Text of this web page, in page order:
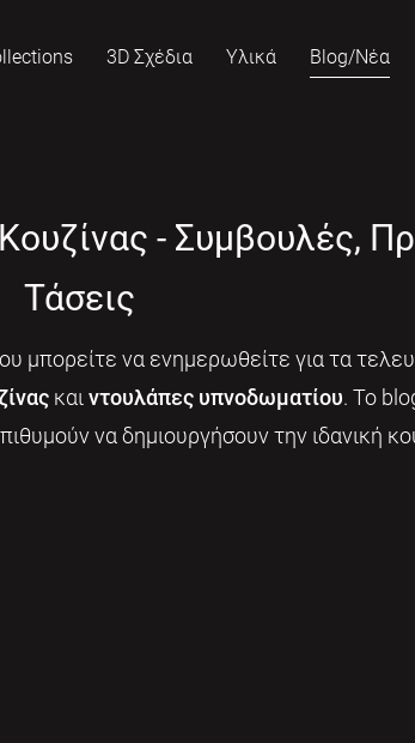
3D Σχέδια Υλικά Blog/Νέα
- Συμβουλές,
Τάσεις
μπορείτε να ενημερωθείτε για τα
και ντουλάπες υπνοδωματίου. Το
να δημιουργήσουν την ιδανική